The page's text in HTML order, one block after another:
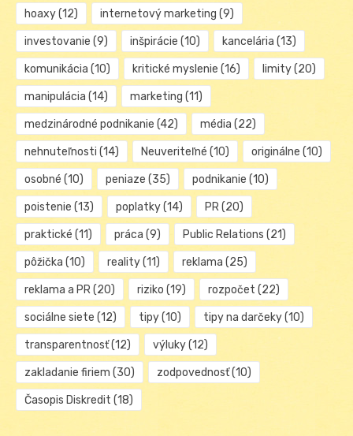
hoaxy(12) internetový marketing (9)
investovanie (9) inšpirácie (10) kancelária (13)
komunikácia (10) kritické myslenie (16) limity(20)
manipulácia (14) marketing (11)
medzinárodné podnikanie (42) média (22)
nehnuteľnosti (14) Neuveriteľné (10) originálne (10)
osobné (10) peniaze (35) podnikanie (10)
poistenie (13) poplatky(14) PR(20)
praktické (11) práca (9) Public Relations (21)
pôžička (10) reality(11) reklama (25)
reklama a PR(20) riziko (19) rozpočet (22)
sociálne siete (12) tipy(10) tipy na darčeky(10)
transparentnosť(12) výluky(12)
zakladanie firiem (30) zodpovednosť(10)
Časopis Diskredit (18)